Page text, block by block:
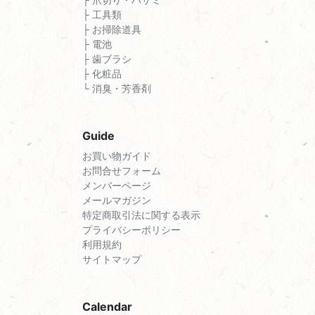
├ 工具類
├ お掃除道具
├ 電池
├ 歯ブラシ
├ 化粧品
└ 消臭・芳香剤
Guide
お買い物ガイド
お問合せフォーム
メンバーページ
メールマガジン
特定商取引法に関する表示
プライバシーポリシー
利用規約
サイトマップ
Calendar